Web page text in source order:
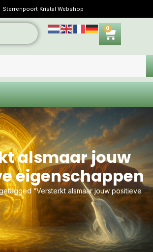
Sterrenpoort Kristal Webshop
0
alsmaar jouw
eigenschappen
“Versterkt alsmaar jouw positieve